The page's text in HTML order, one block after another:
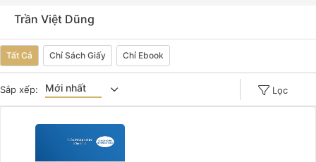
Trần Việt Dũng
Tất Cả Chỉ Sách Giấy Chỉ Ebook
Sắp xếp: Mới nhất Lọc